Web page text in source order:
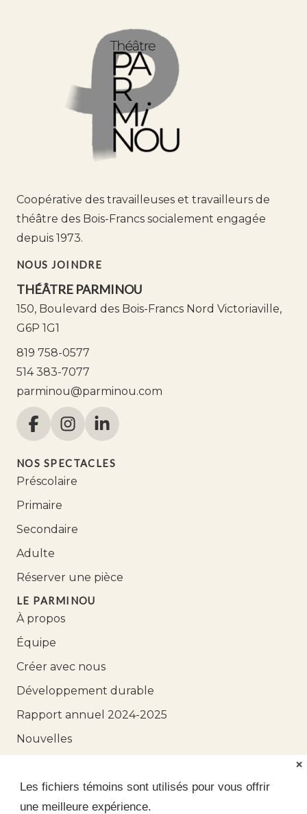
Les fichiers témoins sont utilisés pour vous offrir
une meilleure expérience.
❌
Coopérative des travailleuses et travailleurs de
théâtre des Bois-Francs socialement engagée
depuis 1973.
NOUS JOINDRE
THÉÂTRE PARMINOU
150, Boulevard des Bois-Francs Nord Victoriaville,
G6P 1G1
819 758-0577
514 383-7077
parminou@parminou.com
NOS SPECTACLES
Préscolaire
Primaire
Secondaire
Adulte
Réserver une pièce
LE PARMINOU
À propos
Équipe
Créer avec nous
Développement durable
Rapport annuel 2024-2025
Nouvelles